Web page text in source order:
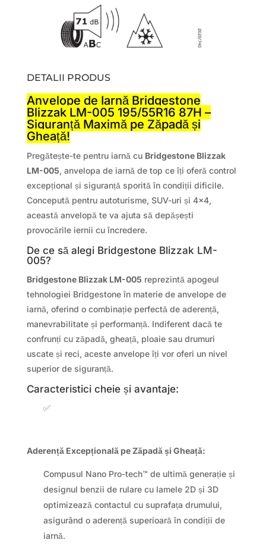
DETALII PRODUS
Anvelope de Iarnă Bridgestone
Blizzak LM-005 195/55R16 87H –
Siguranță Maximă pe Zăpadă și
Gheață!
Pregătește-te pentru iarnă cu Bridgestone Blizzak
LM-005, anvelopa de iarnă de top ce îți oferă control
excepțional și siguranță sporită în condiții dificile.
Concepută pentru autoturisme, SUV-uri și 4×4,
această anvelopă te va ajuta să depășești
provocările iernii cu încredere.
De ce să alegi Bridgestone Blizzak LM-
005?
Bridgestone Blizzak LM-005 reprezintă apogeul
tehnologiei Bridgestone în materie de anvelope de
iarnă, oferind o combinație perfectă de aderență,
manevrabilitate și performanță. Indiferent dacă te
confrunți cu zăpadă, gheață, ploaie sau drumuri
uscate și reci, aceste anvelope îți vor oferi un nivel
superior de siguranță.
Caracteristici cheie și avantaje:
✅
Aderență Excepțională pe Zăpadă și Gheață:
Compusul Nano Pro-tech™ de ultimă generație și
designul benzii de rulare cu lamele 2D și 3D
optimizează contactul cu suprafața drumului,
asigurând o aderență superioară în condiții de
iarnă.